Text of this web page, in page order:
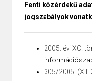
Fenti közérdekű
jogszabályok
2005. évi XC.
305/2005. (XII.